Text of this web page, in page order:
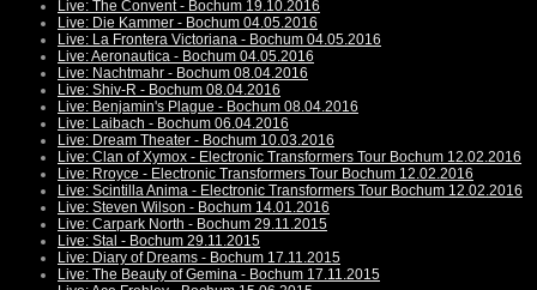
Live: The Convent - Bochum 19.10.2016
Live: Die Kammer - Bochum 04.05.2016
Live: La Frontera Victoriana - Bochum 04.05.2016
Live: Aeronautica - Bochum 04.05.2016
Live: Nachtmahr - Bochum 08.04.2016
Live: Shiv-R - Bochum 08.04.2016
Live: Benjamin's Plague - Bochum 08.04.2016
Live: Laibach - Bochum 06.04.2016
Live: Dream Theater - Bochum 10.03.2016
Live: Clan of Xymox - Electronic Transformers Tour Bochum 12.02.2016
Live: Rroyce - Electronic Transformers Tour Bochum 12.02.2016
Live: Scintilla Anima - Electronic Transformers Tour Bochum 12.02.2016
Live: Steven Wilson - Bochum 14.01.2016
Live: Carpark North - Bochum 29.11.2015
Live: Stal - Bochum 29.11.2015
Live: Diary of Dreams - Bochum 17.11.2015
Live: The Beauty of Gemina - Bochum 17.11.2015